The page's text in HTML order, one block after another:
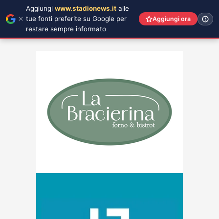
Aggiungi www.stadionews.it alle
tue fonti preferite su Google per
restare sempre informato
Aggiungi ora